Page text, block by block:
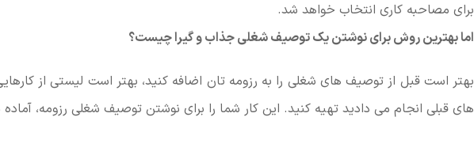
برای مصاحبه کاری انتخاب خواهد شد.
اما بهترین روش برای نوشتن یک توصیف شغلی جذاب و گیرا چیست؟
بهتر است قبل از توصیف های شغلی را به رزومه تان اضافه کنید، بهتر است لیستی از
های قبلی انجام می دادید تهیه کنید. این کار شما را برای نوشتن توصیف شغلی رزومه،